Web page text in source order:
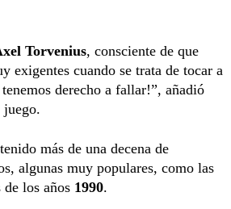
Torvenius, consciente de que
exigentes cuando se trata de tocar a
derecho a fallar!”, añadió
juego.
más de una decena de
algunas muy populares, como las
los años 1990.